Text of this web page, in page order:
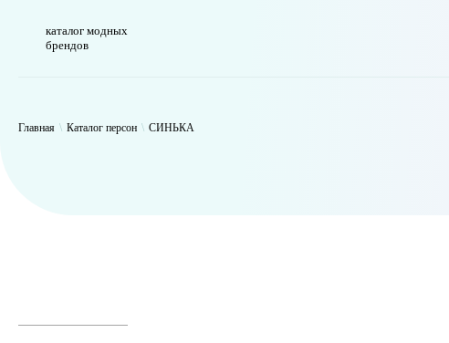
каталог модных
брендов
Главная \ Каталог персон \ СИНЬКА